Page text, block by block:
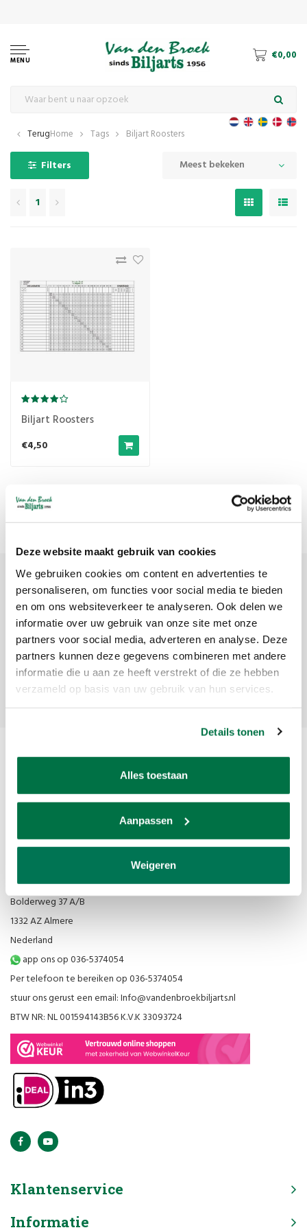
Deze website maakt gebruik van cookies
We gebruiken cookies om content en advertenties te
personaliseren, om functies voor social media te bieden
en om ons websiteverkeer te analyseren. Ook delen we
informatie over uw gebruik van onze site met onze
partners voor social media, adverteren en analyse. Deze
partners kunnen deze gegevens combineren met andere
informatie die u aan ze heeft verstrekt of die ze hebben
verzameld op basis van uw gebruik van hun services.
Details tonen
Alles toestaan
Aanpassen
Weigeren
MENU €0,00
TerugHome Tags Biljart Roosters
Filters Meest bekeken
1
Biljart Roosters
€4,50
Meest bekeken 1
Meld je aan voor onze nieuwsbrief
Ontvang de laatste updates, nieuws en aanbiedingen via email
Abonneer
Van den Broek Biljarts staat voor kwaliteit, vakmanschap en service.
Van den Broek Biljarts
Bolderweg 37 A/B
1332 AZ Almere
Nederland
app ons op 036-5374054
Per telefoon te bereiken op 036-5374054
stuur ons gerust een email:Info@vandenbroekbiljarts.nl
BTW NR: NL 001594143B56 K.V.K 33093724
Klantenservice
Informatie